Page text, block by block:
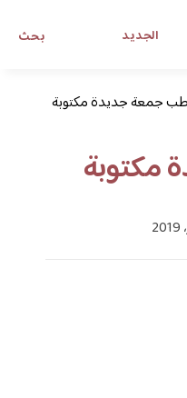
بحث الجديد
العصرية
يهمك
جمعة جديدة مكتوبة